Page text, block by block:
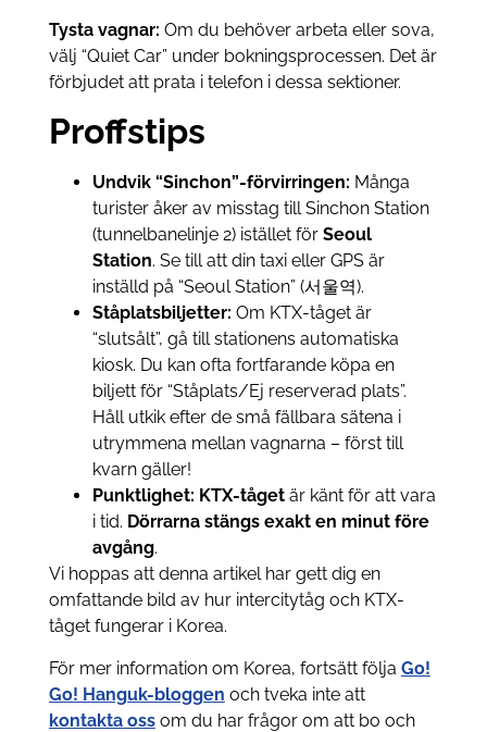
Tysta vagnar: Om du behöver arbeta eller sova,
välj “Quiet Car” under bokningsprocessen. Det är
förbjudet att prata i telefon i dessa sektioner.
Proffstips
Undvik “Sinchon”-förvirringen: Många
turister åker av misstag till Sinchon Station
(tunnelbanelinje 2) istället för Seoul
Station. Se till att din taxi eller GPS är
inställd på “Seoul Station” (서울역).
Ståplatsbiljetter: Om KTX-tåget är
“slutsålt”, gå till stationens automatiska
kiosk. Du kan ofta fortfarande köpa en
biljett för “Ståplats/Ej reserverad plats”.
Håll utkik efter de små fällbara sätena i
utrymmena mellan vagnarna – först till
kvarn gäller!
Punktlighet: KTX-tågetär känt för att vara
i tid. Dörrarna stängs exakt en minut före
avgång.
Vi hoppas att denna artikel har gett dig en
omfattande bild av hur intercitytåg och KTX-
tåget fungerar i Korea.
För mer information om Korea, fortsätt följa Go!
Go! Hanguk-bloggen och tveka inte att
kontakta ossom du har frågor om att bo och